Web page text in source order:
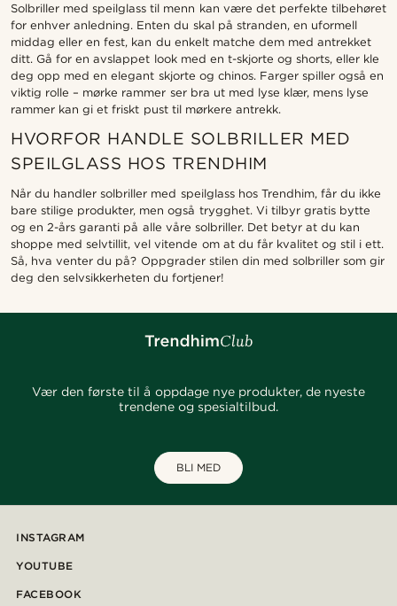
Solbriller med speilglass til menn kan være det perfekte tilbehøret
for enhver anledning. Enten du skal på stranden, en uformell
middag eller en fest, kan du enkelt matche dem med antrekket
ditt. Gå for en avslappet look med en t-skjorte og shorts, eller kle
deg opp med en elegant skjorte og chinos. Farger spiller også en
viktig rolle – mørke rammer ser bra ut med lyse klær, mens lyse
rammer kan gi et friskt pust til mørkere antrekk.
HVORFOR HANDLE SOLBRILLER MED
SPEILGLASS HOS TRENDHIM
Når du handler solbriller med speilglass hos Trendhim, får du ikke
bare stilige produkter, men også trygghet. Vi tilbyr gratis bytte
og en 2-års garanti på alle våre solbriller. Det betyr at du kan
shoppe med selvtillit, vel vitende om at du får kvalitet og stil i ett.
Så, hva venter du på? Oppgrader stilen din med solbriller som gir
deg den selvsikkerheten du fortjener!
Vær den første til å oppdage nye produkter, de nyeste
trendene og spesialtilbud.
BLI MED
INSTAGRAM
YOUTUBE
FACEBOOK